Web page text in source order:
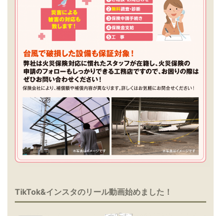
TikTok&インスタのリール動画始めました！